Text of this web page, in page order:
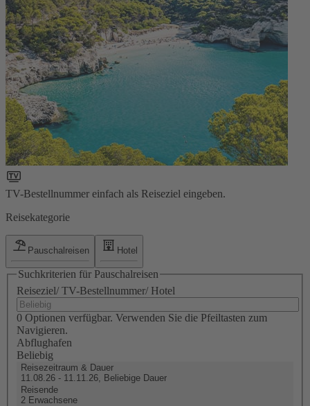
TV-Bestellnummer einfach als Reiseziel eingeben.
Reisekategorie
Pauschalreisen Hotel
Suchkriterien für Pauschalreisen
Reiseziel/ TV-Bestellnummer/ Hotel
0 Optionen verfügbar. Verwenden Sie die Pfeiltasten zum
Navigieren.
Abflughafen
Beliebig
Reisezeitraum & Dauer
11.08.26 - 11.11.26, Beliebige Dauer
Reisende
2 Erwachsene